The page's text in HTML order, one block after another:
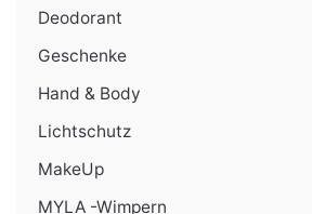
Deodorant
Geschenke
Hand & Body
Lichtschutz
MakeUp
MYLA -Wimpern